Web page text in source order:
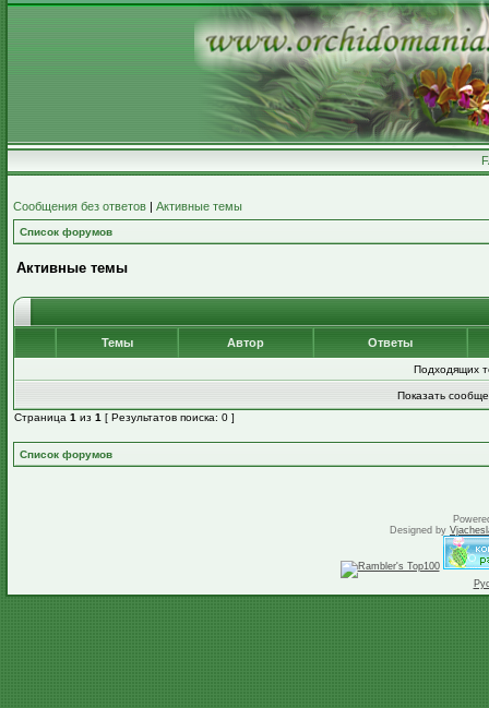
Сообщения без ответов | Активные темы
Список форумов
Активные темы
Темы Автор Ответы
Подходящих
Показать
Страница 1 из 1 [ Результатов поиска: 0 ]
Список форумов
Designed by